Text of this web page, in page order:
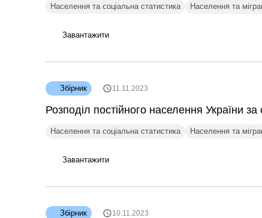
Населення та соціальна статистика Населення та
Завантажити
Збірник 11.11.2023
Розподіл постійного населення України
Населення та соціальна статистика Населення та
Завантажити
Збірник 10.11.2023